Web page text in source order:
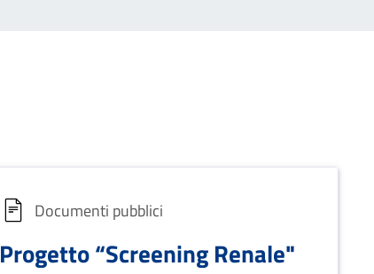
Documenti pubblici
Progetto “Screening Renale"